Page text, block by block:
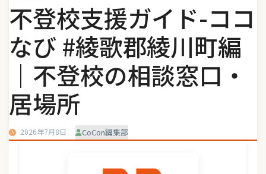
不登校支援ガイド-ココ
なび #綾歌郡綾川町編
｜不登校の相談窓口・
居場所
2026年7月8日 CoCon編集部